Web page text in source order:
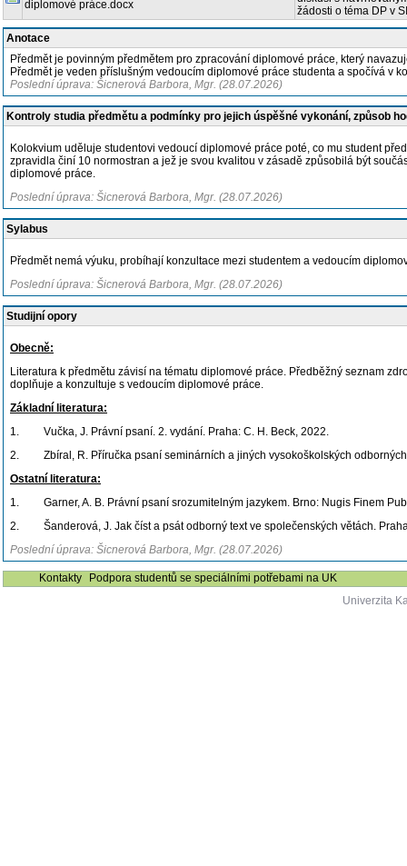
diplomové práce.docx
žádosti o téma DP v
Anotace
Předmět je povinným předmětem pro zpracování diplomové práce, který
Předmět je veden příslušným vedoucím diplomové práce studenta a spočívá v
Poslední úprava: Šicnerová Barbora, Mgr. (28.07.2026)
Kontroly studia předmětu a podmínky pro jejich úspěšné vykonání, způsob
Kolokvium uděluje studentovi vedoucí diplomové práce poté, co mu student
zpravidla činí 10 normostran a jež je svou kvalitou v zásadě způsobilá být
diplomové práce.
Poslední úprava: Šicnerová Barbora, Mgr. (28.07.2026)
Sylabus
Předmět nemá výuku, probíhají konzultace mezi studentem a vedoucím
Poslední úprava: Šicnerová Barbora, Mgr. (28.07.2026)
Studijní opory
Obecně:
Literatura k předmětu závisí na tématu diplomové práce. Předběžný seznam
doplňuje a konzultuje s vedoucím diplomové práce.
Základní literatura:
1. Vučka, J. Právní psaní. 2. vydání. Praha: C. H. Beck, 2022.
2. Zbíral, R. Příručka psaní seminárních a jiných vysokoškolských odborných
Ostatní literatura:
1. Garner, A. B. Právní psaní srozumitelným jazykem. Brno: Nugis Finem
2. Šanderová, J. Jak číst a psát odborný text ve společenských větách.
Poslední úprava: Šicnerová Barbora, Mgr. (28.07.2026)
Kontakty
Podpora studentů se speciálními potřebami na UK
Univerzita